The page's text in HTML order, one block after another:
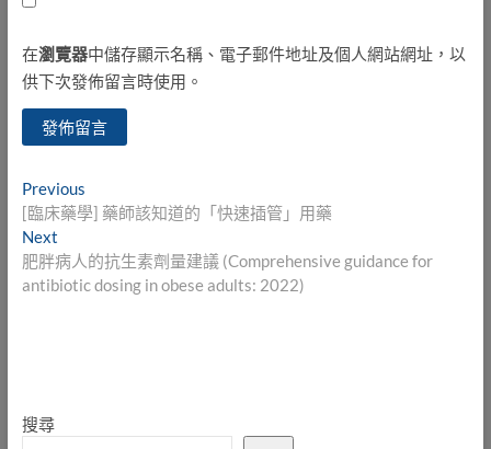
在瀏覽器中儲存顯示名稱、電子郵件地址及個人網站網址，以
供下次發佈留言時使用。
文
章
導
覽
PreviousPrevious
post:
[臨床藥學] 藥師該知道的「快速插管」用藥
NextNext
post:
肥胖病人的抗生素劑量建議 (Comprehensive guidance for
antibiotic dosing in obese adults: 2022)
搜尋